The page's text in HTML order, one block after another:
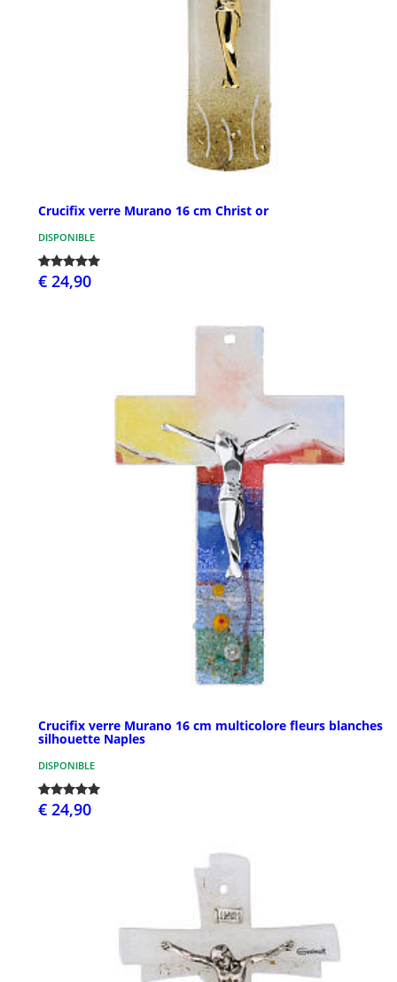
Crucifix verre Murano 16 cm Christ or
DISPONIBLE
€ 24,90
Crucifix verre Murano 16 cm multicolore fleurs blanches
silhouette Naples
DISPONIBLE
€ 24,90